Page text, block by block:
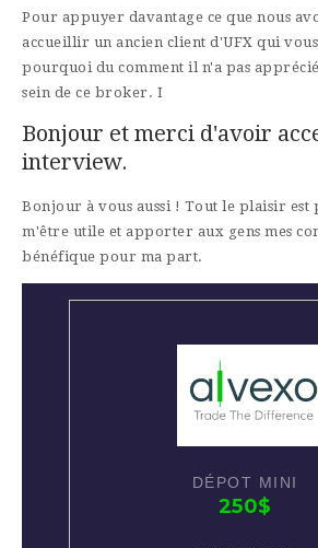
Pour appuyer davantage ce que nous
accueillir un ancien client d'UFX qui
pourquoi du comment il n'a pas
sein de ce broker. I
Bonjour et merci d'avoir
interview.
Bonjour à vous aussi ! Tout le plaisir est
m'être utile et apporter aux gens mes
bénéfique pour ma part.
250$